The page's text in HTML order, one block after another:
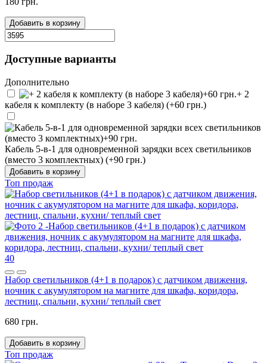
Добавить в корзину
Доступные варианты
Дополнительно
+ 2
кабеля к комплекту (в наборе 3 кабеля) (+60 грн.)
Кабель 5-в-1 для одновременной зарядки всех светильников
(вместо 3 комплектных) (+90 грн.)
Добавить в корзину
Топ продаж
40
Набор светильников (4+1 в подарок) с датчиком движения,
ночник с акумулятором на магните для шкафа, коридора,
лестниц, спальни, кухни/ теплый свет
680 грн.
Добавить в корзину
Топ продаж